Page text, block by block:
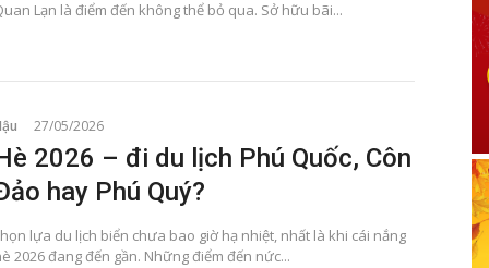
Lạn là điểm đến không thể bỏ qua. Sở hữu bãi...
27/05/2026
2026 – đi du lịch Phú Quốc, Côn
hay Phú Quý?
lựa du lịch biển chưa bao giờ hạ nhiệt, nhất là khi cái nắng
2026 đang đến gần. Những điểm đến nức...